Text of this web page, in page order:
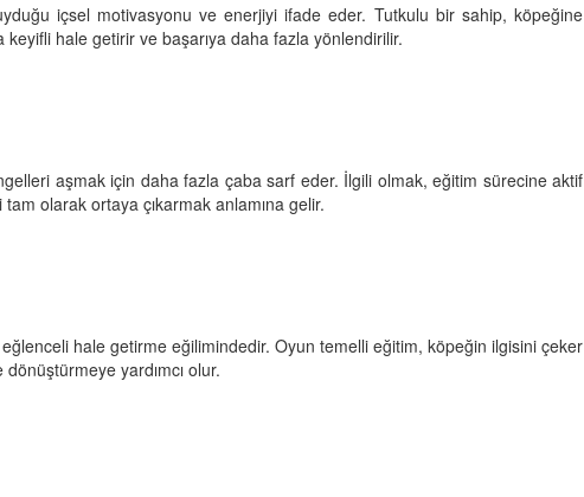
içsel motivasyonu ve enerjiyi ifade eder. Tutkulu bir sahip, köpeğine
hale getirir ve başarıya daha fazla yönlendirilir.
aşmak için daha fazla çaba sarf eder. İlgili olmak, eğitim sürecine aktif
olarak ortaya çıkarmak anlamına gelir.
hale getirme eğilimindedir. Oyun temelli eğitim, köpeğin ilgisini çeker
yardımcı olur.